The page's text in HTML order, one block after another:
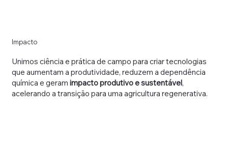
Unimos ciência e prática de campo para criar tecnologias
que aumentam a produtividade, reduzem a dependência
química e geram impacto produtivo e sustentável,
acelerando a transição para uma agricultura regenerativa.
Impacto